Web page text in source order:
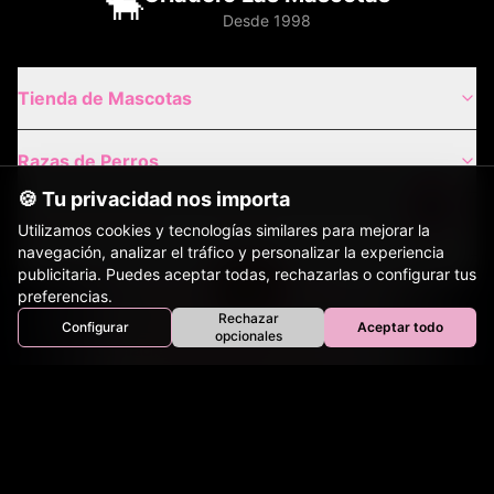
Inicio Perros Tienda Bovinos Aves
Desde 1998
Tienda de Mascotas
Razas de Perros
Gatos de Raza
Envíos Nacionales
Envíos Internacionales
🍪 Tu privacidad nos importa
Utilizamos cookies y tecnologías similares para mejorar la
navegación, analizar el tráfico y personalizar la experiencia
publicitaria. Puedes aceptar todas, rechazarlas o configurar tus
preferencias.
Configurar
Rechazar
opcionales
Aceptar todo